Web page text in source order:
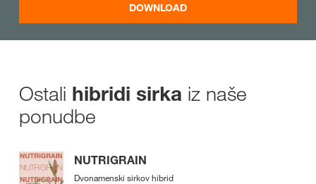
DOWNLOAD
Ostali hibridi sirka iz naše
ponudbe
NUTRIGRAIN
Dvonamenski sirkov hibrid